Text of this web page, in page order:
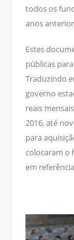
todos os
anos
Estes
públicas
Traduzindo
governo
reais
2016, até
para
colocaram o
em